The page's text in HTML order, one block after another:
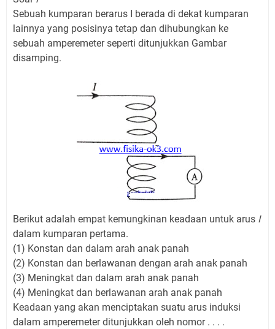
Sebuah kumparan berarus I berada di dekat kumparan
lainnya yang posisinya tetap dan dihubungkan ke
sebuah amperemeter seperti ditunjukkan Gambar
disamping.
Berikut adalah empat kemungkinan keadaan untuk arus I
dalam kumparan pertama.
(1) Konstan dan dalam arah anak panah
(2) Konstan dan berlawanan dengan arah anak panah
(3) Meningkat dan dalam arah anak panah
(4) Meningkat dan berlawanan arah anak panah
Keadaan yang akan menciptakan suatu arus induksi
dalam amperemeter ditunjukkan oleh nomor​ . . . .